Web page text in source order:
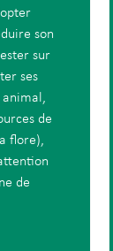
son
sur
ses
animal,
de
flore),
de